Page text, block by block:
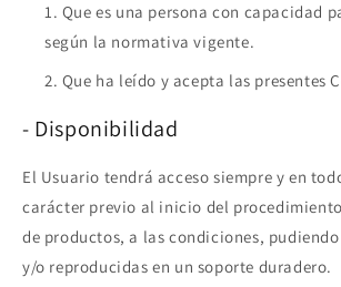
Que es una persona con capacidad
según la normativa vigente.
Que ha leído y acepta las presentes
- Disponibilidad
El Usuario tendrá acceso siempre y en
carácter previo al inicio del
de productos, a las condiciones,
y/o reproducidas en un soporte duradero.